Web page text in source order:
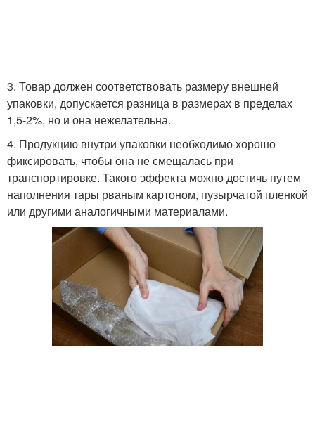
3. Товар должен соответствовать размеру внешней
упаковки, допускается разница в размерах в пределах
1,5-2%, но и она нежелательна.
4. Продукцию внутри упаковки необходимо хорошо
фиксировать, чтобы она не смещалась при
транспортировке. Такого эффекта можно достичь путем
наполнения тары рваным картоном, пузырчатой пленкой
или другими аналогичными материалами.